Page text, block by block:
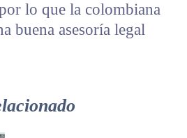
lo que la colombiana
buena asesoría legal